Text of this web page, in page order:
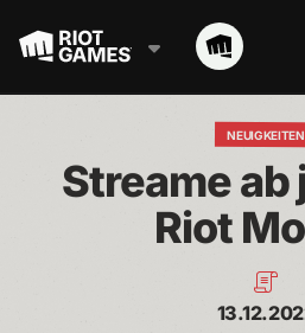
NEUIGKEITEN
Streame
Riot